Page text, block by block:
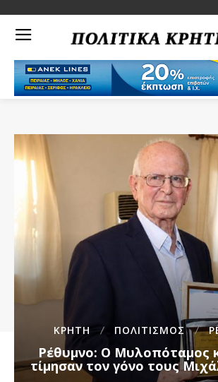
ΚΡΗΤΗ ΠΟΛΙΤΙΣΜΟΣ
Ρέθυμνο: Ο Μυλοπόταμος
τίμησαν τον γόνο τους